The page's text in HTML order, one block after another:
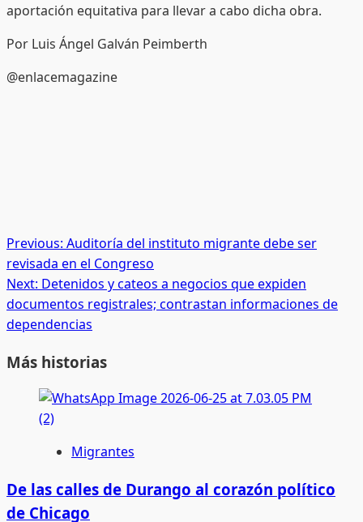
aportación equitativa para llevar a cabo dicha obra.
Por Luis Ángel Galván Peimberth
@enlacemagazine
Post
navigation
Previous: Auditoría del instituto migrante debe ser
revisada en el Congreso
Next: Detenidos y cateos a negocios que expiden
documentos registrales; contrastan informaciones de
dependencias
Más historias
Migrantes
De las calles de Durango al corazón político
de Chicago